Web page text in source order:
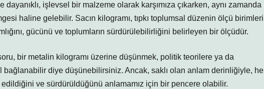
işlevsel bir malzeme olarak karşımıza çıkarken, aynı zamanda
haline gelebilir. Sacın kilogramı, tıpkı toplumsal düzenin ölçü birimleri
gücünü ve toplumların sürdürülebilirliğini belirleyen bir ölçüdür.
bir metalin kilogramı üzerine düşünmek, politik teorilere ya da
bağlanabilir diye düşünebilirsiniz. Ancak, saklı olan anlam derinliğiyle,
edildiğini ve sürdürüldüğünü anlamamız için bir pencere olabilir.